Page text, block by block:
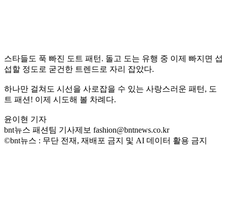
스타들도 푹 빠진 도트 패턴. 돌고 도는 유행 중 이제 빠지면 섭
섭할 정도로 굳건한 트렌드로 자리 잡았다.
하나만 걸쳐도 시선을 사로잡을 수 있는 사랑스러운 패턴, 도
트 패션! 이제 시도해 볼 차례다.
윤이현 기자
bnt뉴스 패션팀 기사제보 fashion@bntnews.co.kr
©bnt뉴스 : 무단 전재, 재배포 금지 및 AI 데이터 활용 금지